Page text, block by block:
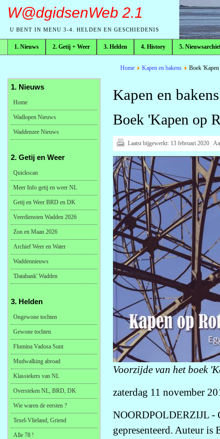
W@dgidsenWeb 2.1
U BENT IN MENU 3-4. HELDEN EN GESCHIEDENIS
1. Nieuws 2. Getij + Weer 3. Helden 4. History 5.
broodkruimelpad
Home Kapen en bakens Boek
Kapen en
Boek 'Kapen op
Laatst bijgewerkt: 13 februari 2020
Voorzijde van het boek
zaterdag 11 november
NOORDPOLDERZIJL -
gepresenteerd. Auteur
1. Nieuws
Home
Wadlopen Nieuws
Waddenzee Nieuws
2. Getij en Weer
Quickscan
Meer Info getij en weer NL
Getij en Weer BRD en DK
Veerdiensten Wadden 2026
Zon en Maan 2026
Archief Weer en Water
Waddennieuws
'Databank' Wadden
3. Helden
Ongewone tochten
Gewone tochten
Flumina Vadosa Sunt
Mudwalking abroad
Klassiekers van NL
Oversteken NL, BRD, DK
Wie waren de eersten ?
Texel-Vlieland, Griend
Alle 78 !